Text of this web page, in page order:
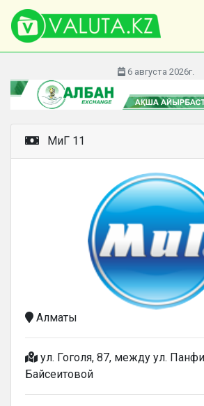
6 августа 2026г.
МиГ 11
Алматы
ул. Гоголя, 87, между ул.
Байсеитовой